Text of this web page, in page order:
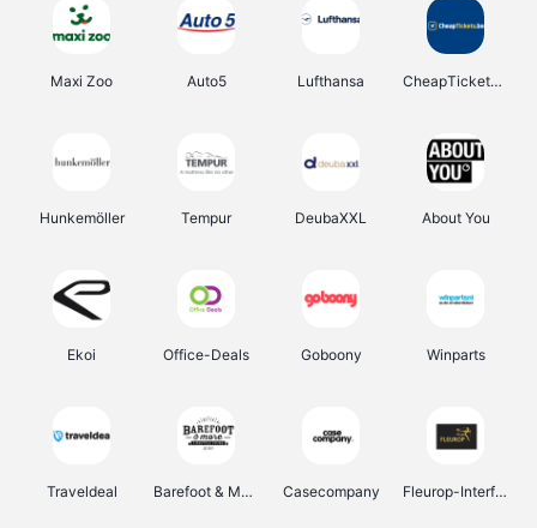
Maxi Zoo Auto5 Lufthansa CheapTickets.be
Hunkemöller Tempur DeubaXXL About You
Ekoi Office-Deals Goboony Winparts
Traveldeal Barefoot & More Casecompany Fleurop-Interflora